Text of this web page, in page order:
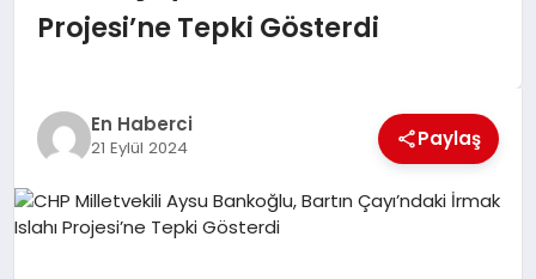
MAGAZIN
EKONOMI
EĞITIM
Projesi’ne Tepki Gösterdi
En Haberci
21 Eylül 2024 Paylaş